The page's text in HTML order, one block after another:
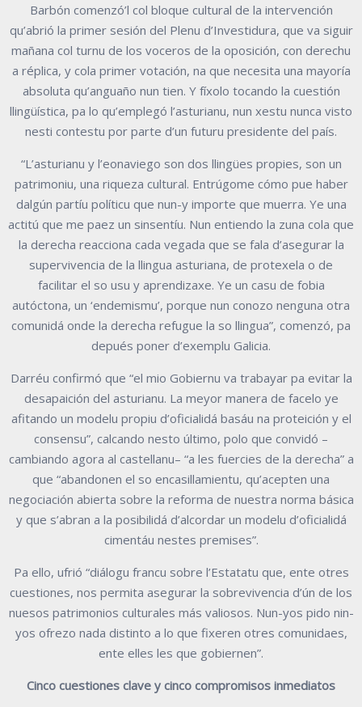
Barbón comenzó’l col bloque cultural de la intervención
qu’abrió la primer sesión del Plenu d’Investidura, que va siguir
mañana col turnu de los voceros de la oposición, con derechu
a réplica, y cola primer votación, na que necesita una mayoría
absoluta qu’anguaño nun tien. Y fíxolo tocando la cuestión
llingüística, pa lo qu’emplegó l’asturianu, nun xestu nunca visto
nesti contestu por parte d’un futuru presidente del país.
“L’asturianu y l’eonaviego son dos llingües propies, son un
patrimoniu, una riqueza cultural. Entrúgome cómo pue haber
dalgún partíu políticu que nun-y importe que muerra. Ye una
actitú que me paez un sinsentíu. Nun entiendo la zuna cola que
la derecha reacciona cada vegada que se fala d’asegurar la
supervivencia de la llingua asturiana, de protexela o de
facilitar el so usu y aprendizaxe. Ye un casu de fobia
autóctona, un ‘endemismu’, porque nun conozo nenguna otra
comunidá onde la derecha refugue la so llingua”, comenzó, pa
depués poner d’exemplu Galicia.
Darréu confirmó que “el mio Gobiernu va trabayar pa evitar la
desapaición del asturianu. La meyor manera de facelo ye
afitando un modelu propiu d’oficialidá basáu na proteición y el
consensu”, calcando nesto último, polo que convidó –
cambiando agora al castellanu– “a les fuercies de la derecha” a
que “abandonen el so encasillamientu, qu’acepten una
negociación abierta sobre la reforma de nuestra norma básica
y que s’abran a la posibilidá d’alcordar un modelu d’oficialidá
cimentáu nestes premises”.
Pa ello, ufrió “diálogu francu sobre l’Estatatu que, ente otres
cuestiones, nos permita asegurar la sobrevivencia d’ún de los
nuesos patrimonios culturales más valiosos. Nun-yos pido nin-
yos ofrezo nada distinto a lo que fixeren otres comunidaes,
ente elles les que gobiernen”.
Cinco cuestiones clave y cinco compromisos inmediatos